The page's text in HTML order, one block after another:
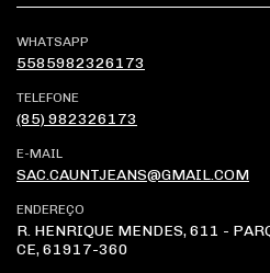
WHATSAPP
5585982326173
TELEFONE
(85) 982326173
E-MAIL
SAC.CAUNTJEANS@GMAIL.COM
ENDEREÇO
R. HENRIQUE MENDES, 611 -
CE, 61917-360